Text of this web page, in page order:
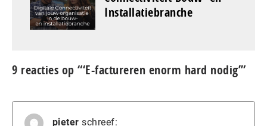
Installatiebranche
9 reacties op “‘E-factureren enorm hard nodig’”
pieter schreef: